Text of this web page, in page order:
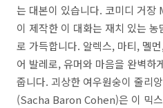
는 대본이 있습니다. 코미디 거
이 제작한 이 대화는 재치 있는
로 가득합니다. 알렉스, 마티, 멜
어 발레로, 유머와 마음을 완벽하
줍니다. 괴상한 여우원숭이 줄리
(Sacha Baron Cohen)은 이 믹